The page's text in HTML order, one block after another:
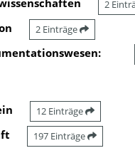
2
2 Einträge
12 Einträge
197 Einträge